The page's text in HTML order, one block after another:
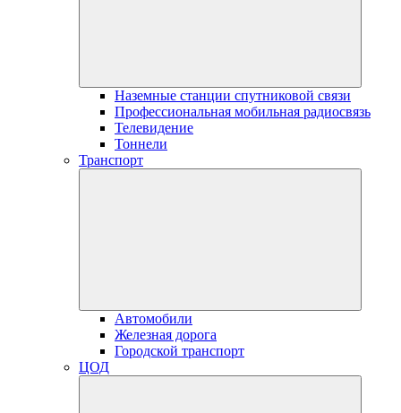
Наземные станции спутниковой связи
Профессиональная мобильная радиосвязь
Телевидение
Тоннели
Транспорт
Автомобили
Железная дорога
Городской транспорт
ЦОД